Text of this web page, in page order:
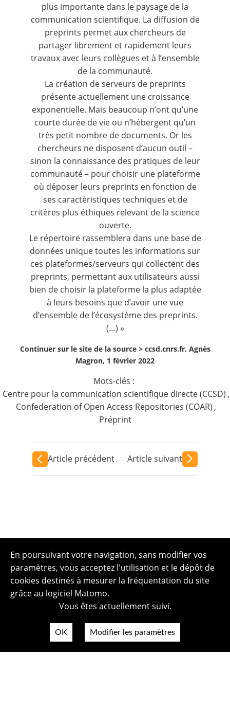
plus importante dans le paysage de la
communication scientifique. La diffusion de
preprints permet aux chercheurs de
partager librement et rapidement leurs
travaux avec leurs collègues et à l’ensemble
de la communauté.
La création de serveurs de preprints
présente actuellement une croissance
exponentielle. Mais beaucoup n’ont qu’une
courte durée de vie ou n’hébergent qu’un
très petit nombre de documents. Or les
chercheurs ne disposent d’aucun outil –
sinon la connaissance des pratiques de leur
communauté – pour choisir une plateforme
où déposer leurs preprints en fonction de
ses caractéristiques techniques et de
critères plus éthiques relevant de la science
ouverte.
Le répertoire rassemblera dans une base de
données unique toutes les informations sur
ces plateformes/serveurs qui collectent des
preprints, permettant aux utilisateurs aussi
bien de choisir la plateforme la plus adaptée
à leurs besoins que d’avoir une vue
d’ensemble de l’écosystème des preprints.
(…) »
Continuer sur le site de la source > ccsd.cnrs.fr, Agnès
Magron, 1 février 2022
Mots-clés :
Centre pour la communication scientifique directe (CCSD) ,
Confederation of Open Access Repositories (COAR) ,
Préprint
Article précédent Article suivant
En poursuivant votre navigation, sans modifier vos
paramètres, vous acceptez l'utilisation et le dépôt de
cookies destinés à mesurer la fréquentation du site
grâce au logiciel Matomo.
Vous êtes actuellement suivi.
OK Modifier les paramètres